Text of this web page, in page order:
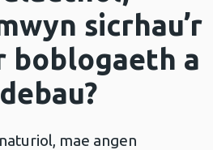
sicrhau’r
boblogaeth a
mae angen